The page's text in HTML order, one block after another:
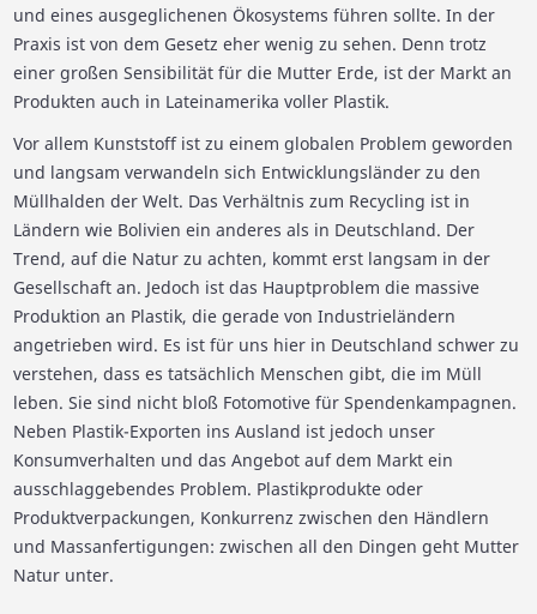
und eines ausgeglichenen Ökosystems führen sollte. In der
Praxis ist von dem Gesetz eher wenig zu sehen. Denn trotz
einer großen Sensibilität für die Mutter Erde, ist der Markt an
Produkten auch in Lateinamerika voller Plastik.
Vor allem Kunststoff ist zu einem globalen Problem geworden
und langsam verwandeln sich Entwicklungsländer zu den
Müllhalden der Welt. Das Verhältnis zum Recycling ist in
Ländern wie Bolivien ein anderes als in Deutschland. Der
Trend, auf die Natur zu achten, kommt erst langsam in der
Gesellschaft an. Jedoch ist das Hauptproblem die massive
Produktion an Plastik, die gerade von Industrieländern
angetrieben wird. Es ist für uns hier in Deutschland schwer zu
verstehen, dass es tatsächlich Menschen gibt, die im Müll
leben. Sie sind nicht bloß Fotomotive für Spendenkampagnen.
Neben Plastik-Exporten ins Ausland ist jedoch unser
Konsumverhalten und das Angebot auf dem Markt ein
ausschlaggebendes Problem. Plastikprodukte oder
Produktverpackungen, Konkurrenz zwischen den Händlern
und Massanfertigungen: zwischen all den Dingen geht Mutter
Natur unter.